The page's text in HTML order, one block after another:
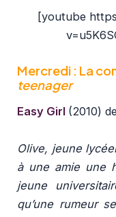
[youtube
Mercredi : La
teenager
Easy Girl (2010)
Olive, jeune
à une amie une
jeune
qu’une rumeur